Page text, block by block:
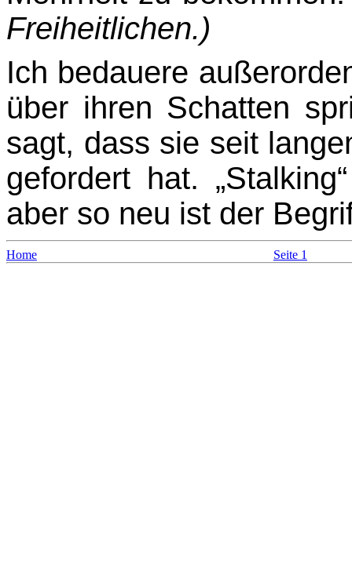
Freiheitlichen.)
Ich bedauere
über ihren Schatten
sagt, dass sie seit
gefordert hat.
aber so neu ist der
Home Seite 1